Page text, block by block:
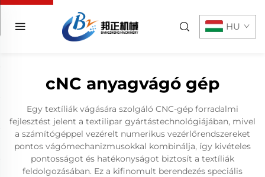
HU
cNC anyagvágó gép
Egy textíliák vágására szolgáló CNC-gép forradalmi
fejlesztést jelent a textilipar gyártástechnológiájában, mivel
a számítógéppel vezérelt numerikus vezérlőrendszereket
pontos vágómechanizmusokkal kombinálja, így kivételes
pontosságot és hatékonyságot biztosít a textíliák
feldolgozásában. Ez a kifinomult berendezés speciális